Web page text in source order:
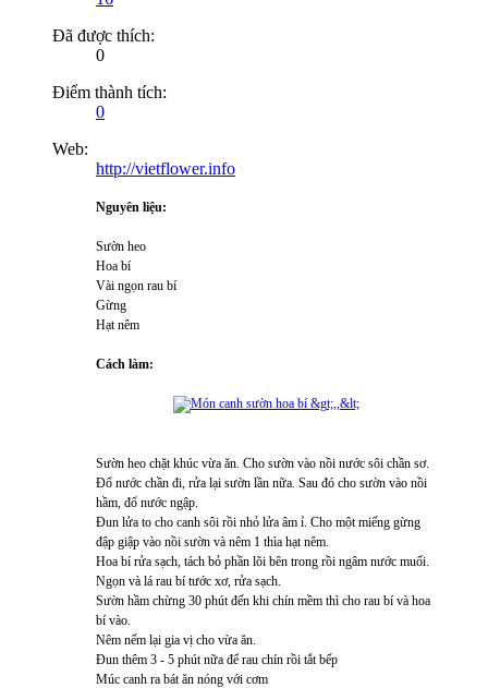
Đã được thích:
0
Điểm thành tích:
0
Web:
http://vietflower.info
Nguyên liệu:
Sườn heo
Hoa bí
Vài ngọn rau bí
Gừng
Hạt nêm
Cách làm:
Sườn heo chặt khúc vừa ăn. Cho sườn vào nồi nước sôi chần sơ.
Đổ nước chần đi, rửa lại sườn lần nữa. Sau đó cho sườn vào nồi
hầm, đổ nước ngập.
Đun lửa to cho canh sôi rồi nhỏ lửa âm ỉ. Cho một miếng gừng
đập giập vào nồi sườn và nêm 1 thìa hạt nêm.
Hoa bí rửa sạch, tách bỏ phần lõi bên trong rồi ngâm nước muối.
Ngọn và lá rau bí tước xơ, rửa sạch.
Sườn hầm chừng 30 phút đến khi chín mềm thì cho rau bí và hoa
bí vào.
Nêm nếm lại gia vị cho vừa ăn.
Đun thêm 3 - 5 phút nữa để rau chín rồi tắt bếp
Múc canh ra bát ăn nóng với cơm